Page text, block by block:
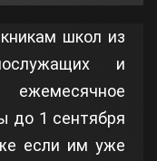
школ из
и
до 1 сентября
если им уже